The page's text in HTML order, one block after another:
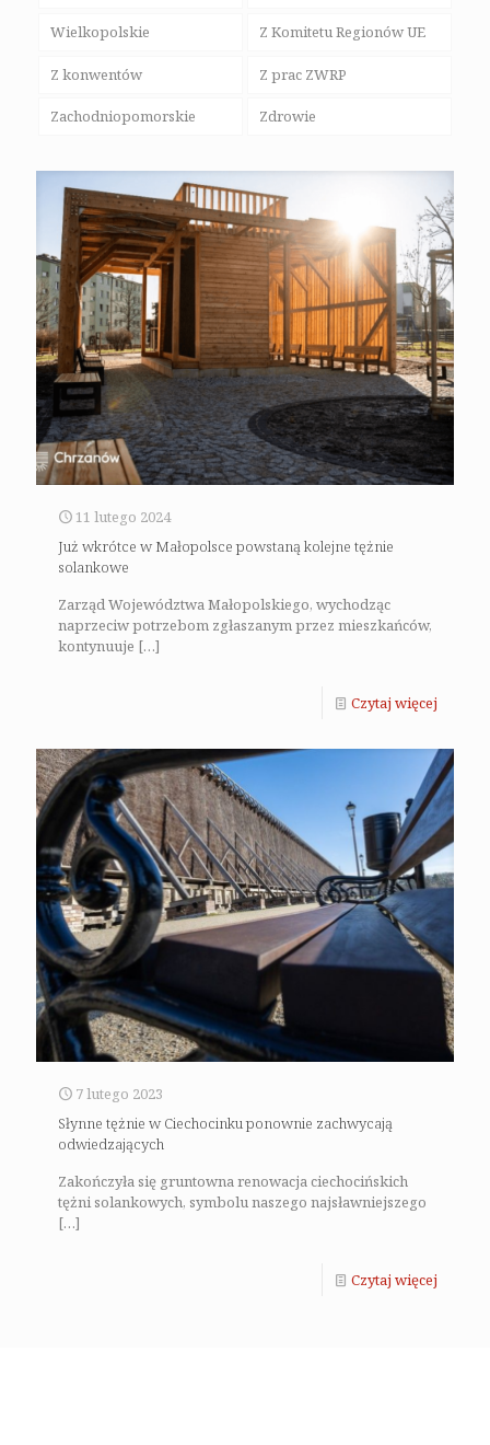
Wielkopolskie Z Komitetu Regionów UE
Z konwentów Z prac ZWRP
Zachodniopomorskie Zdrowie
11 lutego 2024
Już wkrótce w Małopolsce powstaną kolejne tężnie
solankowe
Zarząd Województwa Małopolskiego, wychodząc
naprzeciw potrzebom zgłaszanym przez mieszkańców,
kontynuuje […]
Czytaj więcej
7 lutego 2023
Słynne tężnie w Ciechocinku ponownie zachwycają
odwiedzających
Zakończyła się gruntowna renowacja ciechocińskich
tężni solankowych, symbolu naszego najsławniejszego
[…]
Czytaj więcej